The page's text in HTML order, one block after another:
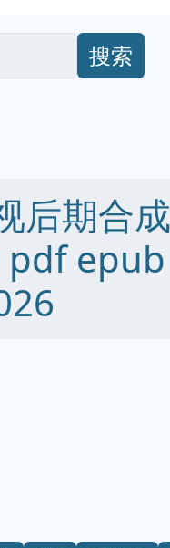
搜索
后期合
pdf